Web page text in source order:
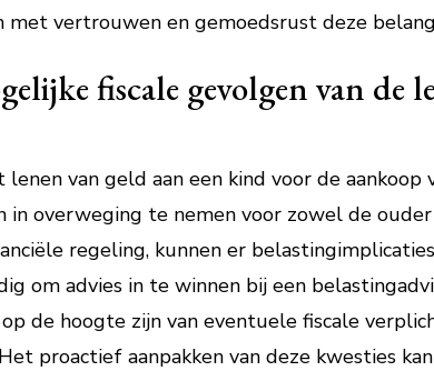
met vertrouwen en gemoedsrust deze
fiscale gevolgen van de
van geld aan een kind voor de aankoop
in overweging te nemen voor zowel de
regeling, kunnen er
om advies in te winnen bij een
de hoogte zijn van eventuele fiscale
proactief aanpakken van deze kwesties